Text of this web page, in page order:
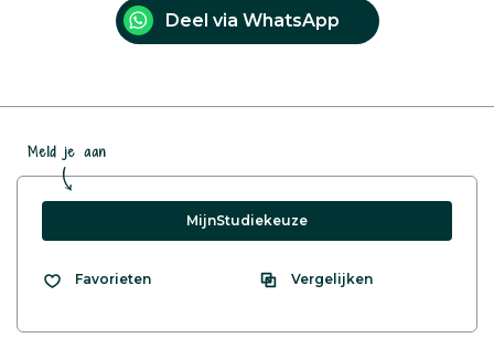
Deel via WhatsApp
Meld je aan
MijnStudiekeuze
Favorieten Vergelijken